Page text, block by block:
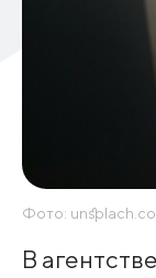
Фото:
В